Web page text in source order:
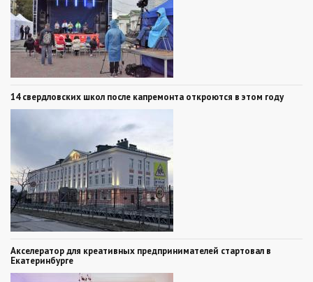
14 свердловских школ после капремонта откроются в этом году
Акселератор для креативных предпринимателей стартовал в
Екатеринбурге